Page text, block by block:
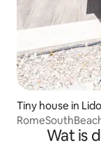
Tiny house in
Wat is